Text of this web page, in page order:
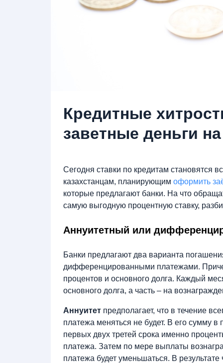
Кредитные
заветные деньги
Сегодня ставки по кредитам становятся
казахстанцам, планирующим оформить
которые предлагают банки. На что
самую выгодную процентную ставку,
Аннуитетный или
Банки предлагают два варианта
дифференцированными платежами.
процентов и основного долга. Каждый
основного долга, а часть – на
Аннуитет предполагает, что в течение
платежа меняться не будет. В его сумму
первых двух третей срока именно
платежа. Затем по мере выплаты
платежа будет уменьшаться. В результате